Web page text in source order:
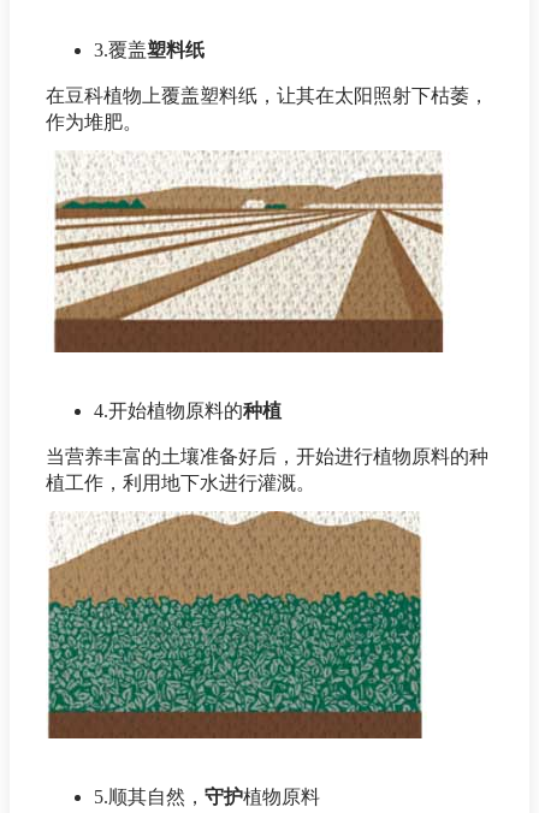
3.覆盖塑料纸
在豆科植物上覆盖塑料纸，让其在太阳照射下枯萎，
作为堆肥。
4.开始植物原料的种植
当营养丰富的土壤准备好后，开始进行植物原料的种
植工作，利用地下水进行灌溉。
5.顺其自然， 守护植物原料